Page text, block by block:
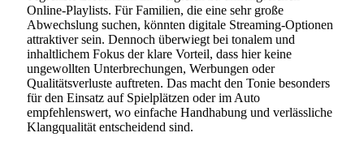
Online-Playlists. Für Familien, die eine sehr große
Abwechslung suchen, könnten digitale Streaming-Optionen
attraktiver sein. Dennoch überwiegt bei tonalem und
inhaltlichem Fokus der klare Vorteil, dass hier keine
ungewollten Unterbrechungen, Werbungen oder
Qualitätsverluste auftreten. Das macht den Tonie besonders
für den Einsatz auf Spielplätzen oder im Auto
empfehlenswert, wo einfache Handhabung und verlässliche
Klangqualität entscheidend sind.